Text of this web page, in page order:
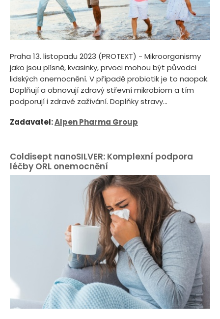
Praha 13. listopadu 2023 (PROTEXT) - Mikroorganismy
jako jsou plísně, kvasinky, prvoci mohou být původci
lidských onemocnění. V případě probiotik je to naopak.
Doplňují a obnovují zdravý střevní mikrobiom a tím
podporují i zdravé zažívání. Doplňky stravy...
Zadavatel:Alpen Pharma Group
Coldisept nanoSILVER: Komplexní podpora
léčby ORL onemocnění